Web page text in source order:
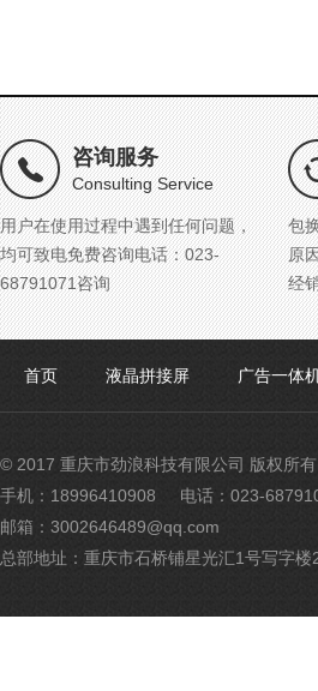
咨询服务
Consulting Service
用户在使用过程中遇到任何问题，
均可致电免费咨询电话：023-
68791071咨询
包
原
经
首页 液晶拼接屏 广告一体
© 2017 重庆市劲浪科技有限公司 版权所有
手机：18996410908
电话：023-
邮箱：3002646489@qq.com
总部地址：重庆市石桥铺星光汇1号写字楼